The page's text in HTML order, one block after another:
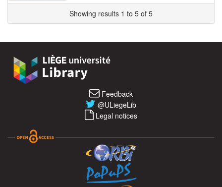
Showing results 1 to 5 of 5
Feedback
@ULiegeLib
Legal notices